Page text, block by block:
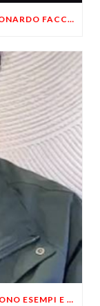
VILLAGGIO BITCOIN, “OPEN DAY 5”: LEONARDO FACCO OSPITE A BRESCIA
LIBERTÀ, LE IDEE NON BASTANO! SERVONO ESEMPI E UN PO’ DI COERENZA